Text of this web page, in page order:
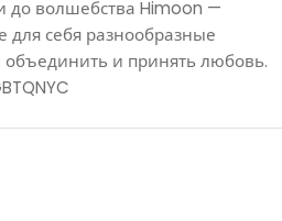
до волшебства Himoon —
для себя разнообразные
объединить и принять любовь.